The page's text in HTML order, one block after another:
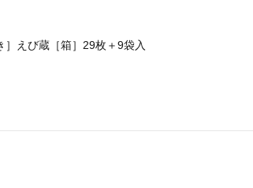
］えび蔵［箱］29枚＋9袋入